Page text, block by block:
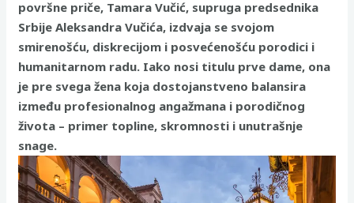
površne priče, Tamara Vučić, supruga predsednika
Srbije Aleksandra Vučića, izdvaja se svojom
smirenošću, diskrecijom i posvećenošću porodici i
humanitarnom radu. Iako nosi titulu prve dame, ona
je pre svega žena koja dostojanstveno balansira
između profesionalnog angažmana i porodičnog
života – primer topline, skromnosti i unutrašnje
snage.